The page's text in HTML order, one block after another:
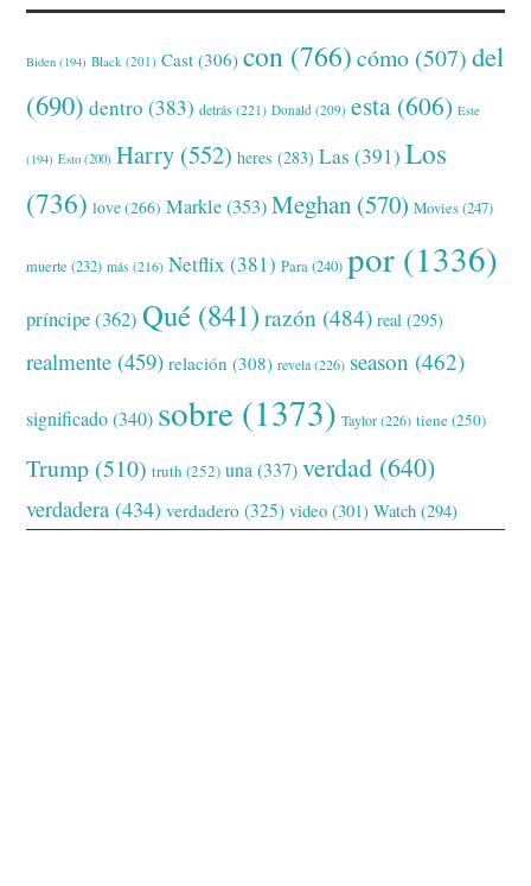
Biden (194) Black (201) Cast (306) con (766) cómo (507) del
(690) dentro (383) detrás (221) Donald (209) esta (606) Este
(194) Esto (200) Harry (552) heres (283) Las (391) Los
(736) love(266) Markle(353) Meghan (570) Movies(247)
muerte (232) más (216) Netflix (381) Para(240) por (1336)
príncipe(362) Qué (841) razón (484) real (295)
realmente (459) relación (308) revela(226) season (462)
significado(340) sobre (1373) Taylor(226) tiene(250)
Trump (510) truth (252) una (337) verdad (640)
verdadera (434) verdadero (325) video (301) Watch (294)